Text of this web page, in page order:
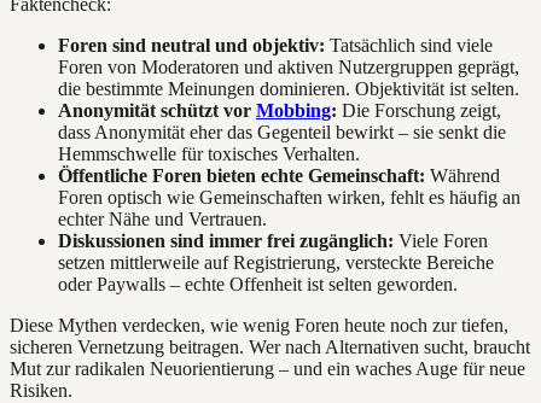
Faktencheck:
Foren sind neutral und objektiv: Tatsächlich sind viele
Foren von Moderatoren und aktiven Nutzergruppen geprägt,
die bestimmte Meinungen dominieren. Objektivität ist selten.
Anonymität schützt vor Mobbing: Die Forschung zeigt,
dass Anonymität eher das Gegenteil bewirkt – sie senkt die
Hemmschwelle für toxisches Verhalten.
Öffentliche Foren bieten echte Gemeinschaft: Während
Foren optisch wie Gemeinschaften wirken, fehlt es häufig an
echter Nähe und Vertrauen.
Diskussionen sind immer frei zugänglich: Viele Foren
setzen mittlerweile auf Registrierung, versteckte Bereiche
oder Paywalls – echte Offenheit ist selten geworden.
Diese Mythen verdecken, wie wenig Foren heute noch zur tiefen,
sicheren Vernetzung beitragen. Wer nach Alternativen sucht, braucht
Mut zur radikalen Neuorientierung – und ein waches Auge für neue
Risiken.